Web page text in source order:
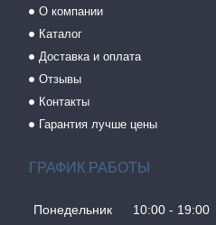
О компании
Каталог
Доставка и оплата
Отзывы
Контакты
Гарантия лучше цены
ГРАФИК РАБОТЫ
Понедельник 10:00
19:00